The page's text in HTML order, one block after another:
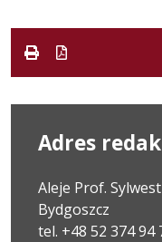
Adres
Aleje Prof.
Bydgoszcz
tel. +48 52 374 94